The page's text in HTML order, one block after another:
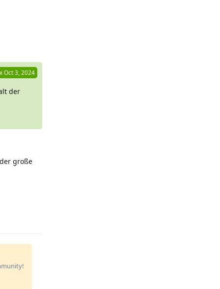
Oct 3, 2024
der
große